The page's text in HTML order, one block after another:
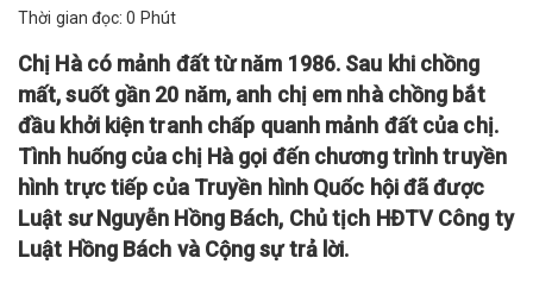
Thời gian đọc: 0 Phút
Chị Hà có mảnh đất từ năm 1986. Sau khi chồng
mất, suốt gần 20 năm, anh chị em nhà chồng bắt
đầu khởi kiện tranh chấp quanh mảnh đất của chị.
Tình huống của chị Hà gọi đến chương trình truyền
hình trực tiếp của Truyền hình Quốc hội đã được
Luật sư Nguyễn Hồng Bách, Chủ tịch HĐTV Công ty
Luật Hồng Bách và Cộng sự trả lời.